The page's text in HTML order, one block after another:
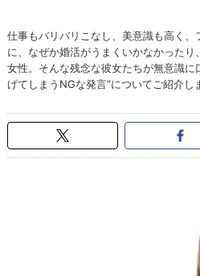
仕事もバリバリこなし、美意識も高く
に、なぜか婚活がうまくいかなかった
女性。そんな残念な彼女たちが無意識に
げてしまうNGな発言”についてご紹介し